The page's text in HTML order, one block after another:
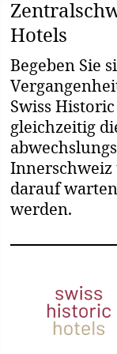
Hotels
Begeben Sie
Swiss
gleichzeitig
Innerschweiz
darauf
werden.